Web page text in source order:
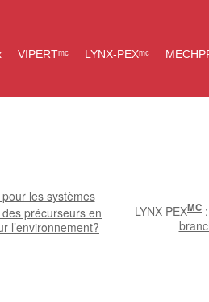
VIPERTᵐᶜ LYNX-PEXᵐᶜ
les systèmes
précurseurs en
l’environnement?
LYNX-PEXMC